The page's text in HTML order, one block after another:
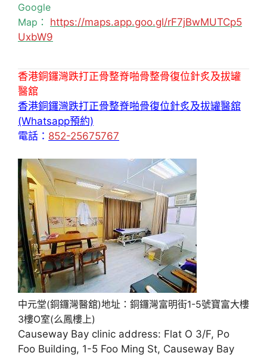
Google
Map： https://maps.app.goo.gl/rF7jBwMUTCp5
UxbW9
香港銅鑼灣跌打正骨整脊啪骨整骨復位針炙及拔罐
醫舘
香港銅鑼灣跌打正骨整脊啪骨復位針炙及拔罐醫舘
(Whatsapp預約)
電話： 852-25675767
中元堂(銅鑼灣醫舘)地址：銅鑼灣富明街1-5號寶富大樓
3樓O室(么鳳樓上)
Causeway Bay clinic address: Flat O 3/F, Po
Foo Building, 1-5 Foo Ming St, Causeway Bay